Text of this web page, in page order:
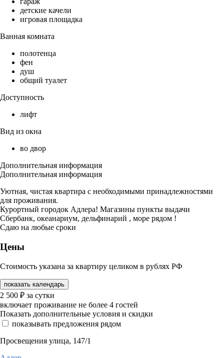
детские качели
игровая площадка
Ванная комната
полотенца
фен
душ
общий туалет
Доступность
лифт
Вид из окна
во двор
Дополнительная информация
Дополнительная информация
Уютная, чистая квартира с необходимыми принадлежностями
для проживания.
Курортный городок Адлера! Магазины пункты выдачи
Сбербанк, океанариум, дельфинарий , море рядом !
Сдаю на любые сроки
Цены
Стоимость указана за квартиру целиком в рублях РФ
показать календарь
2 500 ₽ за сутки
включает проживание не более 4 гостей
Показать дополнительные условия и скидки
показывать предложения рядом
Просвещения улица, 147/1